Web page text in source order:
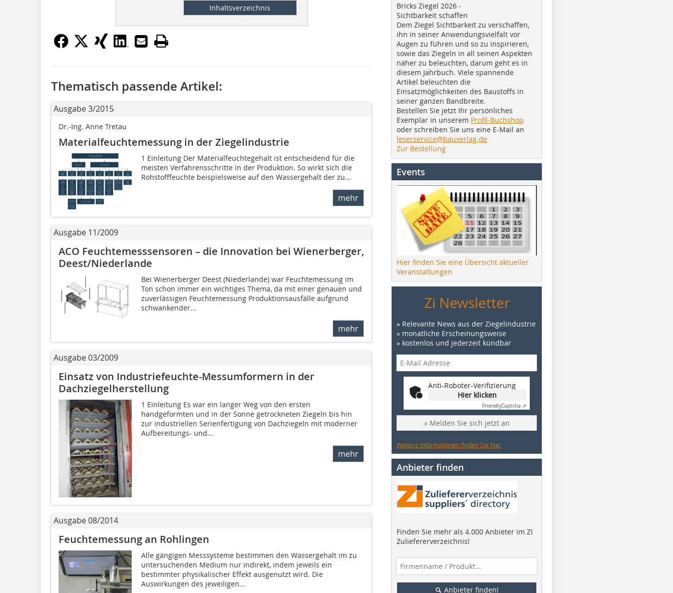
Inhaltsverzeichnis
Thematisch passende Artikel:
Ausgabe 3/2015
Dr.-Ing. Anne Tretau
Materialfeuchtemessung in der Ziegelindustrie
1 Einleitung Der Materialfeuchtegehalt ist entscheidend für die
meisten Verfahrensschritte in der Produktion. So wirkt sich die
Rohstofffeuchte beispielsweise auf den Wassergehalt der zu...
mehr
Ausgabe 11/2009
ACO Feuchtemesssensoren – die Innovation bei Wienerberger,
Deest/Niederlande
Bei Wienerberger ­Deest (Niederlande) war Feuch­temessung im
Ton schon immer ein wichtiges Thema, da mit einer genauen und
zuverlässigen Feuchtemessung Produktionsausfälle aufgrund
schwankender...
mehr
Ausgabe 03/2009
Einsatz von Industriefeuchte-Messumformern in der
Dachziegelherstellung
1 Einleitung Es war ein langer Weg von den ersten
handgeformten und in der Sonne getrockneten Ziegeln bis hin
zur industriellen Serienfertigung von Dachziegeln mit moderner
Aufbereitungs- und...
mehr
Ausgabe 08/2014
Feuchtemessung an Rohlingen
Alle gängigen Messsysteme bestimmen den Wassergehalt im zu
untersuchenden Medium nur indirekt, indem jeweils ein
bestimmter physikalischer Effekt ausgenutzt wird. Die
Auswirkungen des jeweiligen...
Bricks Ziegel 2026 -
Sichtbarkeit schaffen
Dem Ziegel Sichtbarkeit zu verschaffen,
ihn in seiner Anwendungsvielfalt vor
Augen zu führen und so zu inspirieren,
sowie das Ziegeln in all seinen Aspekten
näher zu beleuchten, darum geht es in
diesem Jahrbuch. Viele spannende
Artikel beleuchten die
Einsatzmöglichkeiten des Baustoffs in
seiner ganzen Bandbreite.
Bestellen Sie jetzt Ihr persönliches
Exemplar in unserem Profil-Buchshop
oder schreiben Sie uns eine E-Mail an
leserservice@bauverlag.de
Zur Bestellung
Events
Hier finden Sie eine Übersicht aktueller
Veranstaltungen
Zi Newsletter
» Relevante News aus der Ziegelindustrie
» monatliche Erscheinungsweise
» kostenlos und jederzeit kündbar
Anti-Roboter-Verifizierung
Hier klicken
FriendlyCaptcha ⇗
» Melden Sie sich jetzt an
Weitere Informationen finden Sie hier
Anbieter finden
Finden Sie mehr als 4.000 Anbieter im ZI
Zuliefererverzeichnis!
Anbieter finden!